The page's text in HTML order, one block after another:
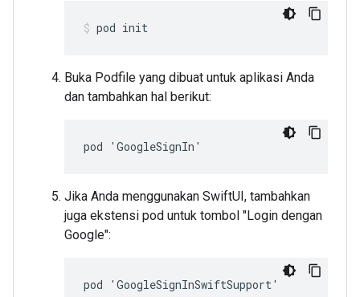
pod init
Buka Podfile yang dibuat untuk aplikasi Anda
dan tambahkan hal berikut:
pod 'GoogleSignIn'
Jika Anda menggunakan SwiftUI, tambahkan
juga ekstensi pod untuk tombol "Login dengan
Google":
pod 'GoogleSignInSwiftSupport'